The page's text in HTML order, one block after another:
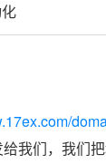
我们，我们